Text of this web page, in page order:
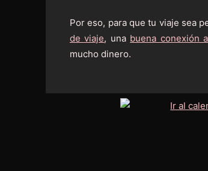
Por eso, para que tu viaje sea
de viaje, una buena conexión
mucho dinero.